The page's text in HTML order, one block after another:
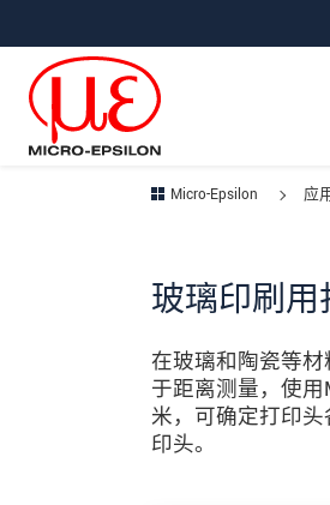
Micro-Epsilon 应
玻璃印刷
在玻璃和陶瓷等
于距离测量，使用
米，可确定打印
印头。